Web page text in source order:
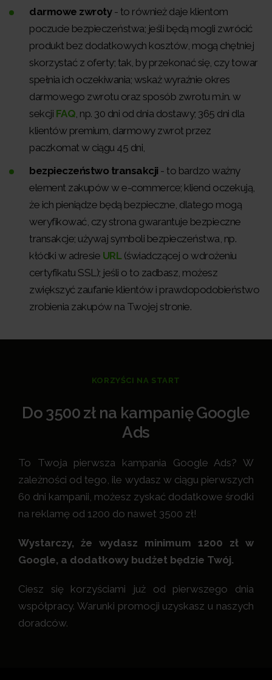
darmowe zwroty- to również daje klientom
poczucie bezpieczeństwa; jeśli będą mogli zwrócić
produkt bez dodatkowych kosztów, mogą chętniej
skorzystać z oferty; tak, by przekonać się, czy towar
spełnia ich oczekiwania; wskaż wyraźnie okres
darmowego zwrotu oraz sposób zwrotu m.in. w
sekcji FAQ , np. 30 dni od dnia dostawy; 365 dni dla
klientów premium, darmowy zwrot przez
paczkomat w ciągu 45 dni,
bezpieczeństwo transakcji - to bardzo ważny
element zakupów w e-commerce; klienci oczekują,
że ich pieniądze będą bezpieczne, dlatego mogą
weryfikować, czy strona gwarantuje bezpieczne
transakcje; używaj symboli bezpieczeństwa, np.
kłódki w adresie URL(świadczącej o wdrożeniu
certyfikatu SSL); jeśli o to zadbasz, możesz
zwiększyć zaufanie klientów i prawdopodobieństwo
zrobienia zakupów na Twojej stronie.
KORZYŚCI NA START
Do 3500 zł na kampanię Google
Ads
To Twoja pierwsza kampania Google Ads? W
zależności od tego, ile wydasz w ciągu pierwszych
60 dni kampanii, możesz zyskać dodatkowe środki
na reklamę od 1200 do nawet 3500 zł!
Wystarczy, że wydasz minimum 1200 zł w
Google, a dodatkowy budżet będzie Twój.
Ciesz się korzyściami już od pierwszego dnia
współpracy. Warunki promocji uzyskasz u naszych
doradców.